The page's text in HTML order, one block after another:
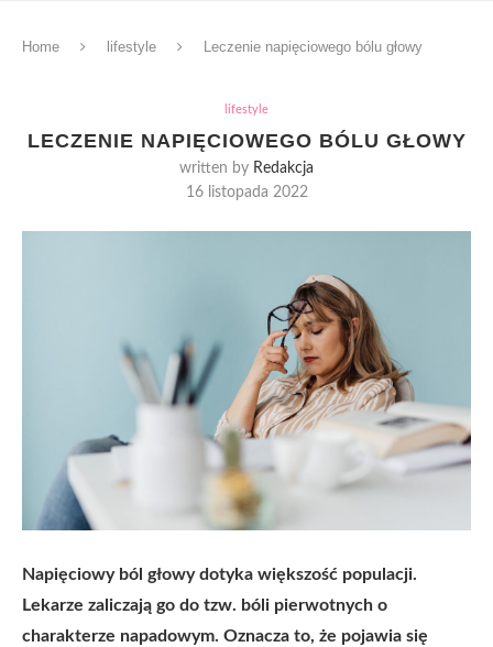
Home lifestyle Leczenie napięciowego bólu głowy
lifestyle
LECZENIE NAPIĘCIOWEGO BÓLU GŁOWY
written by Redakcja
16 listopada 2022
Napięciowy ból głowy dotyka większość populacji.
Lekarze zaliczają go do tzw. bóli pierwotnych o
charakterze napadowym. Oznacza to, że pojawia się